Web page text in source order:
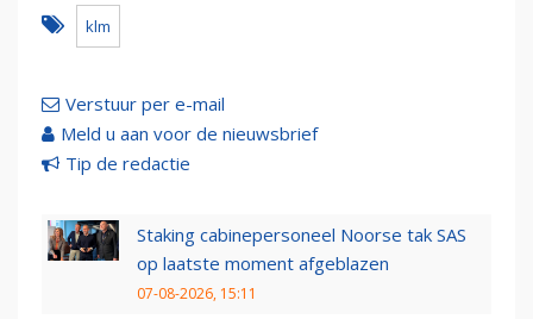
klm
Verstuur per e-mail
Meld u aan voor de nieuwsbrief
Tip de redactie
Staking cabinepersoneel Noorse tak SAS
op laatste moment afgeblazen
07-08-2026, 15:11